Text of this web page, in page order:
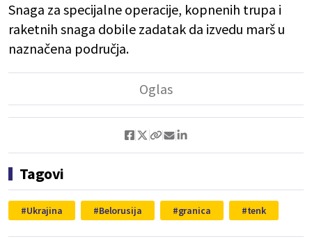
Snaga za specijalne operacije, kopnenih trupa i
raketnih snaga dobile zadatak da izvedu marš u
naznačena područja.
Tagovi
Ukrajina Belorusija granica tenk